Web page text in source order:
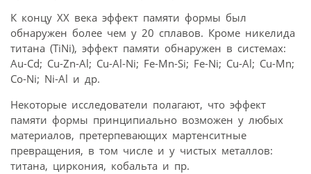
К концу ХХ века эффект памяти формы был
обнаружен более чем у 20 сплавов. Кроме никелида
титана (TiNi), эффект памяти обнаружен в системах:
Au-Cd; Сu-Zn-Al; Cu-Al-Ni; Fe-Mn-Si; Fe-Ni; Cu-Al; Cu-Mn;
Co-Ni; Ni-Al и др.
Некоторые исследователи полагают, что эффект
памяти формы принципиально возможен у любых
материалов, претерпевающих мартенситные
превращения, в том числе и у чистых металлов:
титана, циркония, кобальта и пр.